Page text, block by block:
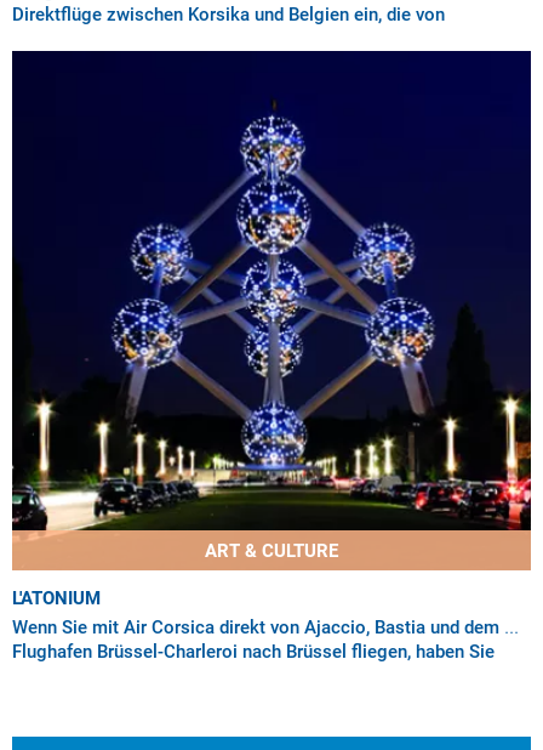
Direktflüge zwischen Korsika und Belgien ein, die von
ART & CULTURE
L'ATONIUM
Wenn Sie mit Air Corsica direkt von Ajaccio, Bastia und dem
Flughafen Brüssel-Charleroi nach Brüssel fliegen, haben Sie